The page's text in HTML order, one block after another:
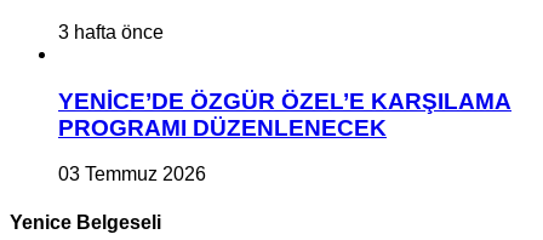
3 hafta önce
YENİCE’DE ÖZGÜR ÖZEL’E KARŞILAMA
PROGRAMI DÜZENLENECEK
03 Temmuz 2026
Yenice Belgeseli